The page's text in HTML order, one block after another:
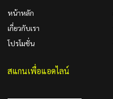
หน้าหลัก
เกี่ยวกับเรา
โปรโมชั่น
สแกนเพื่อแอดไลน์